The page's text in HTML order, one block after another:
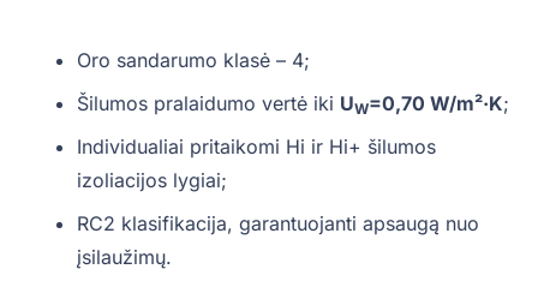
Oro sandarumo klasė – 4;
Šilumos pralaidumo vertė iki UW=0,70 W/m²·K;
Individualiai pritaikomi Hi ir Hi+ šilumos
izoliacijos lygiai;
RC2 klasifikacija, garantuojanti apsaugą nuo
įsilaužimų.